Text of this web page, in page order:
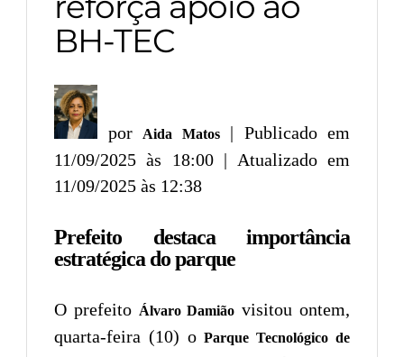
BH-TEC
por Aida Matos| Publicado em
11/09/2025 às 18:00 | Atualizado em
11/09/2025 às 12:38
Prefeito destaca importância
estratégica do parque
O prefeito Álvaro Damião visitou ontem,
quarta-feira (10) oParque Tecnológico de